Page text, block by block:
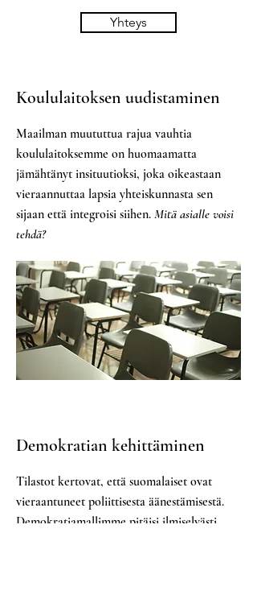
Yhteys
Koululaitoksen uudistaminen
Maailman muututtua rajua vauhtia
koululaitoksemme on huomaamatta
jämähtänyt insituutioksi, joka oikeastaan
vieraannuttaa lapsia yhteiskunnasta sen
sijaan että integroisi siihen. Mitä asialle voisi
tehdä?
Demokratian kehittäminen
Tilastot kertovat, että suomalaiset ovat
vieraantuneet poliittisesta äänestämisestä.
Demokratiamallimme pitäisi ilmiselvästi